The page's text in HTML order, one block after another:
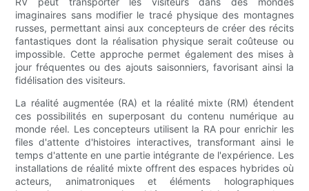
imaginaires sans modifier le tracé physique des montagnes
russes, permettant ainsi aux concepteurs de créer des récits
fantastiques dont la réalisation physique serait coûteuse ou
impossible. Cette approche permet également des mises à
jour fréquentes ou des ajouts saisonniers, favorisant ainsi la
fidélisation des visiteurs.
La réalité augmentée (RA) et la réalité mixte (RM) étendent
ces possibilités en superposant du contenu numérique au
monde réel. Les concepteurs utilisent la RA pour enrichir les
files d'attente d'histoires interactives, transformant ainsi le
temps d'attente en une partie intégrante de l'expérience. Les
installations de réalité mixte offrent des espaces hybrides où
acteurs, animatroniques et éléments holographiques